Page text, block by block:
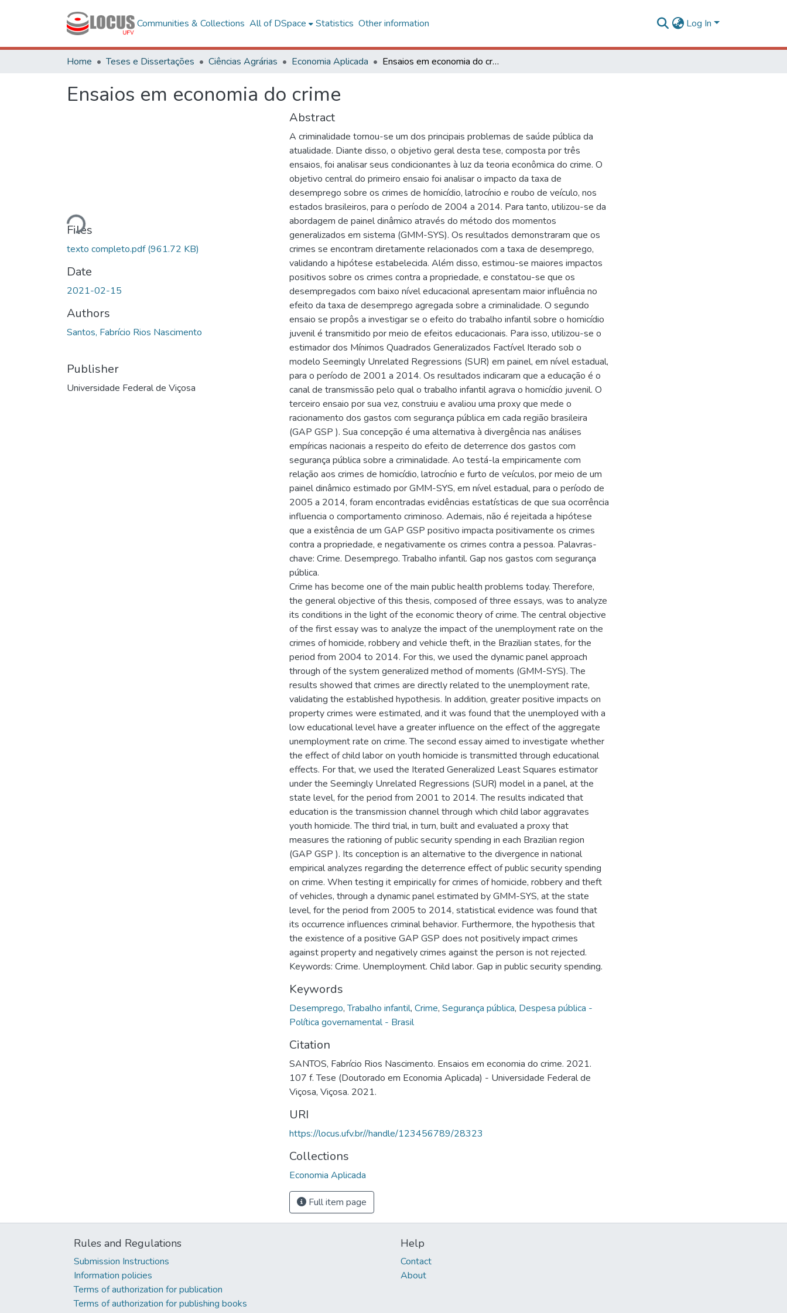
Communities & Collections All of DSpace Statistics Other information Log In
Home Teses e Dissertações Ciências Agrárias Economia Aplicada Ensaios em economia do crime
Ensaios em economia do crime
Loading...
Files
texto completo.pdf(961.72 KB)
Date
2021-02-15
Authors
Santos, Fabrício Rios Nascimento
Publisher
Universidade Federal de Viçosa
Abstract
A criminalidade tornou-se um dos principais problemas de saúde pública da
atualidade. Diante disso, o objetivo geral desta tese, composta por três
ensaios, foi analisar seus condicionantes à luz da teoria econômica do crime. O
objetivo central do primeiro ensaio foi analisar o impacto da taxa de
desemprego sobre os crimes de homicídio, latrocínio e roubo de veículo, nos
estados brasileiros, para o período de 2004 a 2014. Para tanto, utilizou-se da
abordagem de painel dinâmico através do método dos momentos
generalizados em sistema (GMM-SYS). Os resultados demonstraram que os
crimes se encontram diretamente relacionados com a taxa de desemprego,
validando a hipótese estabelecida. Além disso, estimou-se maiores impactos
positivos sobre os crimes contra a propriedade, e constatou-se que os
desempregados com baixo nível educacional apresentam maior influência no
efeito da taxa de desemprego agregada sobre a criminalidade. O segundo
ensaio se propôs a investigar se o efeito do trabalho infantil sobre o homicídio
juvenil é transmitido por meio de efeitos educacionais. Para isso, utilizou-se o
estimador dos Mínimos Quadrados Generalizados Factível Iterado sob o
modelo Seemingly Unrelated Regressions (SUR) em painel, em nível estadual,
para o período de 2001 a 2014. Os resultados indicaram que a educação é o
canal de transmissão pelo qual o trabalho infantil agrava o homicídio juvenil. O
terceiro ensaio por sua vez, construiu e avaliou uma proxy que mede o
racionamento dos gastos com segurança pública em cada região brasileira
(GAP GSP ). Sua concepção é uma alternativa à divergência nas análises
empíricas nacionais a respeito do efeito de deterrence dos gastos com
segurança pública sobre a criminalidade. Ao testá-la empiricamente com
relação aos crimes de homicídio, latrocínio e furto de veículos, por meio de um
painel dinâmico estimado por GMM-SYS, em nível estadual, para o período de
2005 a 2014, foram encontradas evidências estatísticas de que sua ocorrência
influencia o comportamento criminoso. Ademais, não é rejeitada a hipótese
que a existência de um GAP GSP positivo impacta positivamente os crimes
contra a propriedade, e negativamente os crimes contra a pessoa. Palavras-
chave: Crime. Desemprego. Trabalho infantil. Gap nos gastos com segurança
pública.
Crime has become one of the main public health problems today. Therefore,
the general objective of this thesis, composed of three essays, was to analyze
its conditions in the light of the economic theory of crime. The central objective
of the first essay was to analyze the impact of the unemployment rate on the
crimes of homicide, robbery and vehicle theft, in the Brazilian states, for the
period from 2004 to 2014. For this, we used the dynamic panel approach
through of the system generalized method of moments (GMM-SYS). The
results showed that crimes are directly related to the unemployment rate,
validating the established hypothesis. In addition, greater positive impacts on
property crimes were estimated, and it was found that the unemployed with a
low educational level have a greater influence on the effect of the aggregate
unemployment rate on crime. The second essay aimed to investigate whether
the effect of child labor on youth homicide is transmitted through educational
effects. For that, we used the Iterated Generalized Least Squares estimator
under the Seemingly Unrelated Regressions (SUR) model in a panel, at the
state level, for the period from 2001 to 2014. The results indicated that
education is the transmission channel through which child labor aggravates
youth homicide. The third trial, in turn, built and evaluated a proxy that
measures the rationing of public security spending in each Brazilian region
(GAP GSP ). Its conception is an alternative to the divergence in national
empirical analyzes regarding the deterrence effect of public security spending
on crime. When testing it empirically for crimes of homicide, robbery and theft
of vehicles, through a dynamic panel estimated by GMM-SYS, at the state
level, for the period from 2005 to 2014, statistical evidence was found that
its occurrence influences criminal behavior. Furthermore, the hypothesis that
the existence of a positive GAP GSP does not positively impact crimes
against property and negatively crimes against the person is not rejected.
Keywords: Crime. Unemployment. Child labor. Gap in public security spending.
Keywords
Desemprego,Trabalho infantil, Crime, Segurança pública, Despesa pública -
Política governamental - Brasil
Citation
SANTOS, Fabrício Rios Nascimento. Ensaios em economia do crime. 2021.
107 f. Tese (Doutorado em Economia Aplicada) - Universidade Federal de
Viçosa, Viçosa. 2021.
URI
https://locus.ufv.br//handle/123456789/28323
Collections
Economia Aplicada
Full item page
Rules and Regulations
Submission Instructions
Information policies
Terms of authorization for publication
Terms of authorization for publishing books
Help
Contact
About